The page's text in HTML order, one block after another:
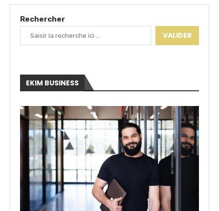
Rechercher
VALIDER
EKIM BUSINESS